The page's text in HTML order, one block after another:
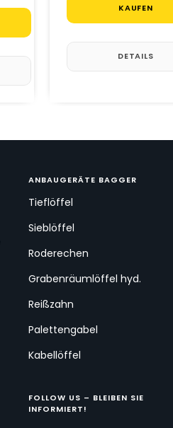
KAUFEN
DETAILS
ANBAUGERÄTE BAGGER
Tieflöffel
Sieblöffel
Roderechen
Grabenräumlöffel hyd.
Reißzahn
Palettengabel
Kabellöffel
FOLLOW US – BLEIBEN SIE
INFORMIERT!